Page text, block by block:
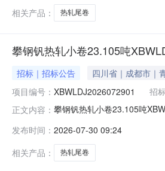
相关产品：
热轧尾卷
攀钢钒热轧小卷23.105吨
招标｜招标公告 四川省｜成都市｜
项目编号： XBWLDJ2026072901 招
正文内容： 攀钢钒热轧小卷23.105吨
1/2.22折边(因非计划产品的
发布时间： 2026-07-30 09:24
相关产品：
热轧尾卷